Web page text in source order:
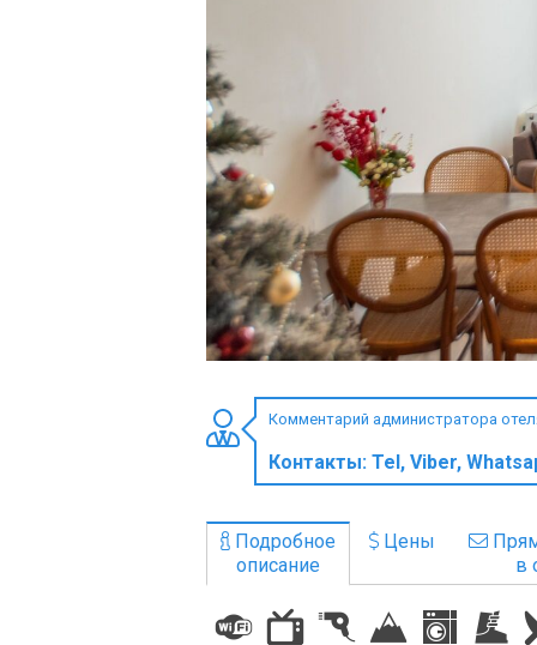
Комментарий администратора
Контакты: Tel, Viber,
Подробное
описание
Цены
в
ПРОЖИВАНИЕ
Горячие предложения
Долгосрочная аренда
Визы и Документы
Мобильная связь